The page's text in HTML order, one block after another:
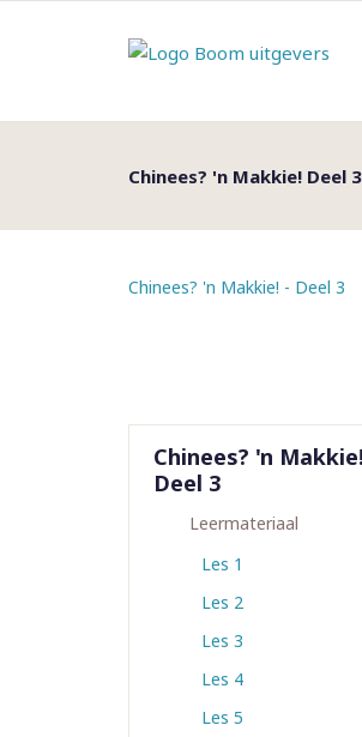
Chinees? 'n Makkie! Deel 3
Chinees? 'n Makkie! - Deel 3
Chinees? 'n
Deel 3
Leermateriaal
Les 1
Les 2
Les 3
Les 4
Les 5